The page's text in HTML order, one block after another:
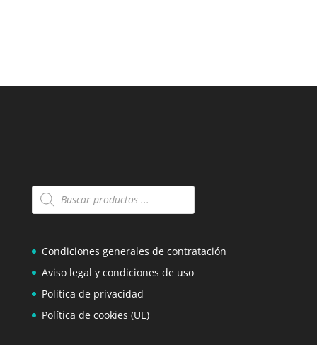
Búsqueda
de
Condiciones generales de contratación
Aviso legal y condiciones de uso
Politica de privacidad
Política de cookies (UE)